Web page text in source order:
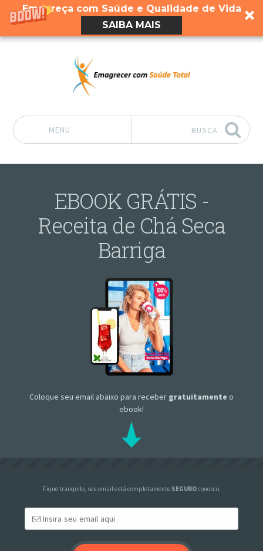
Emagreça com Saúde e Qualidade de Vida
SAIBA MAIS
MENU BUSCA
EBOOK GRÁTIS -
Receita de Chá Seca
Barriga
Coloque seu email abaixo para receber gratuitamente o
ebook!
Fique tranquilo, seu email está completamente SEGUROconosco.